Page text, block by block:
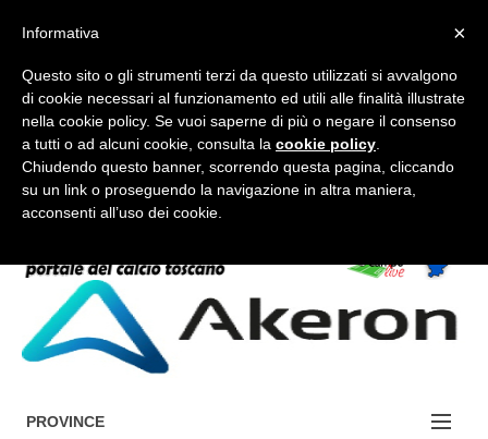
FORUM-ACCEDI
Accedi / Registrati
PROVINCE
×
Informativa
Questo sito o gli strumenti terzi da questo utilizzati si avvalgono
di cookie necessari al funzionamento ed utili alle finalità illustrate
nella cookie policy. Se vuoi saperne di più o negare il consenso
a tutti o ad alcuni cookie, consulta la cookie policy
Chiudendo questo banner, scorrendo questa pagina, cliccando
su un link o proseguendo la navigazione in altra maniera,
acconsenti all’uso dei cookie.